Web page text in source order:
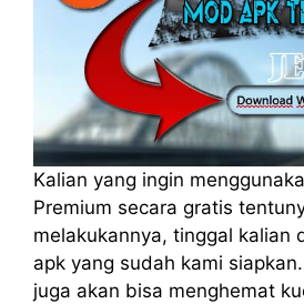
Kalian yang ingin
Premium secara gratis
melakukannya, tinggal kalian
apk yang sudah kami
juga akan bisa menghemat